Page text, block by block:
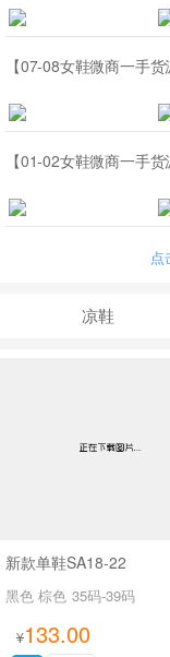
【07-08女鞋微商一手
【01-02女鞋微商一手
点
凉鞋
新款单鞋SA18-22
黑色 棕色 35码-39码
¥133.00